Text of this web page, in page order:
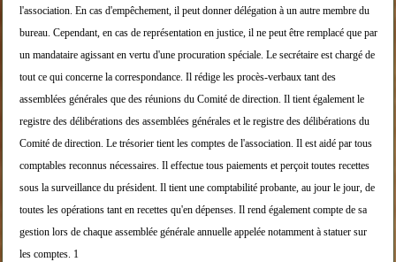
l'association. En cas d'empêchement, il peut donner délégation à un autre membre du
bureau. Cependant, en cas de représentation en justice, il ne peut être remplacé que par
un mandataire agissant en vertu d'une procuration spéciale. Le secrétaire est chargé de
tout ce qui concerne lacorrespondance. Il rédige les procès-verbaux tantdes
assemblées générales que des réunions du Comité de direction. Il tient également le
registre des délibérations des assemblées générales et le registre des délibérations du
Comité de direction. Le trésorier tient les comptes de l'association. Ilest aidé par tous
comptables reconnus nécessaires. Il effectue tous paiements etperçoit toutes recettes
sous la surveillance du président. Il tient une comptabilité probante, au jour le jour, de
toutes les opérations tant en recettes qu'en dépenses. Il rend égalementcompte de sa
gestion lors de chaque assemblée générale annuelle appelée notamment à statuer sur
les comptes. 1